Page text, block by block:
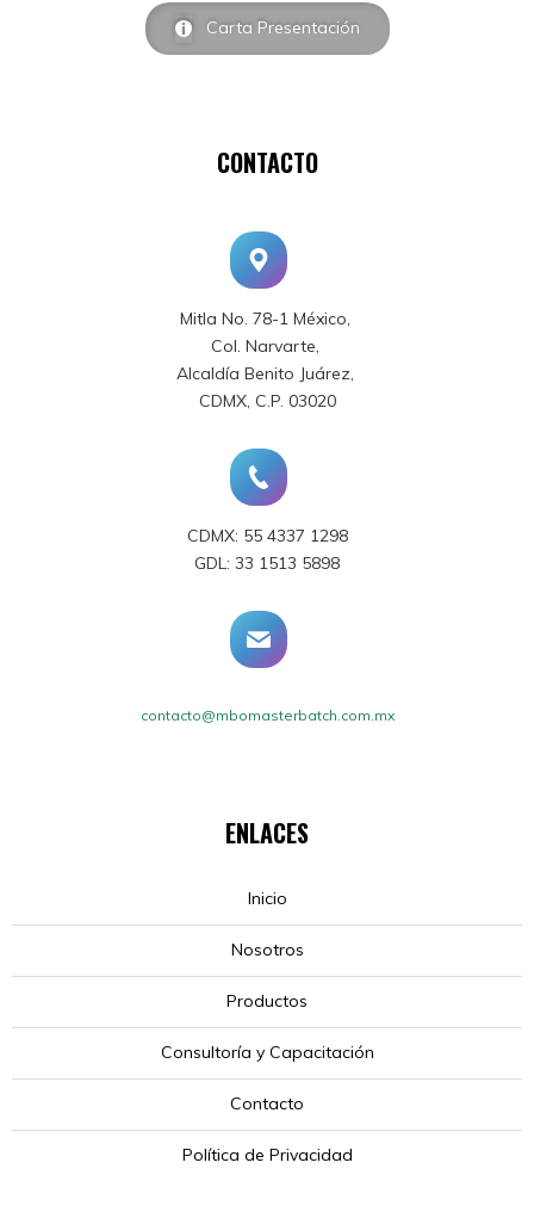
Carta Presentación
CONTACTO
Mitla No. 78-1 México,
Col. Narvarte,
Alcaldía Benito Juárez,
CDMX, C.P. 03020
CDMX: 55 4337 1298
GDL: 33 1513 5898
contacto@mbomasterbatch.com.mx
ENLACES
Inicio
Nosotros
Productos
Consultoría y Capacitación
Contacto
Política de Privacidad